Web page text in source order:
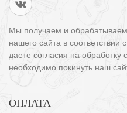
Мы получаем и
нашего сайта в соответствии с
даете согласия на
необходимо покинуть наш
ОПЛАТА